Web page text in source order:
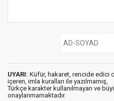
UYARI: Küfür, hakaret, rencide edici
içeren, imla kuralları ile yazılmamış,
Türkçe karakter kullanılmayan ve
onaylanmamaktadır.